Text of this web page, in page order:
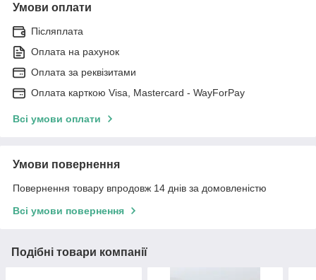
Умови оплати
Післяплата
Оплата на рахунок
Оплата за реквізитами
Оплата карткою Visa, Mastercard - WayForPay
Всі умови оплати
Умови повернення
Повернення товару впродовж 14 днів за домовленістю
Всі умови повернення
Подібні товари компанії